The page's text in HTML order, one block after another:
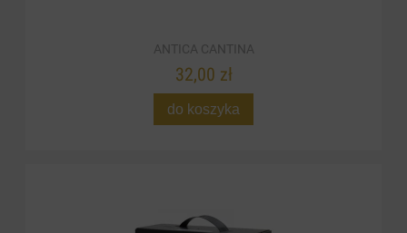
ANTICA CANTINA
32,00 zł
do koszyka